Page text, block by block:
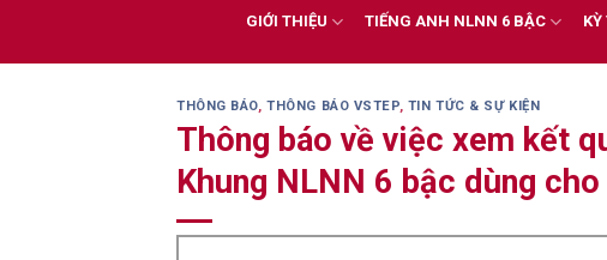
GIỚI THIỆU TIẾNG ANH NLNN 6 BẬC
THÔNG BÁO,THÔNG BÁO VSTEP, TIN TỨC & SỰ KIỆN
Thông báo về việc xem kết
Khung NLNN 6 bậc dùng